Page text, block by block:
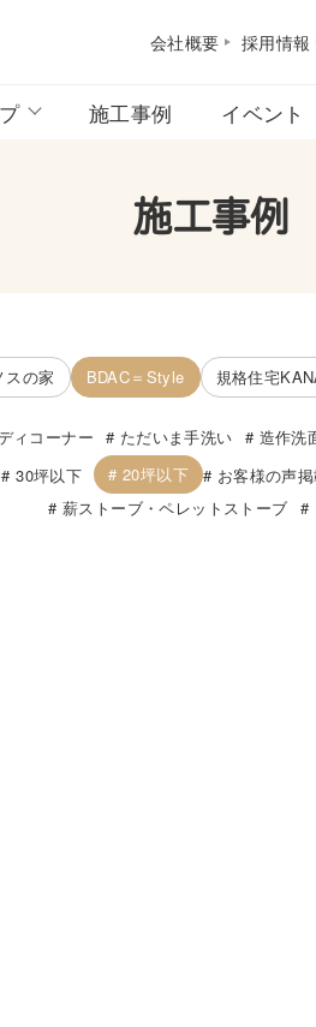
会社概要 採用情報
施工事例 イベント
施工事例
スの家 BDAC＝Style 規格住宅
ィコーナー ただいま手洗い 造作洗
30坪以下 20坪以下 お客様の声
薪ストーブ・ペレットストーブ